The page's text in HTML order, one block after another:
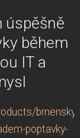
úspěšně
během
IT a
brnensky-
poptavky-